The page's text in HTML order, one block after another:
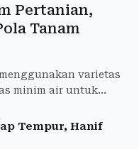
Pertanian,
Tanam
varietas
minim air untuk
Tempur, Hanif